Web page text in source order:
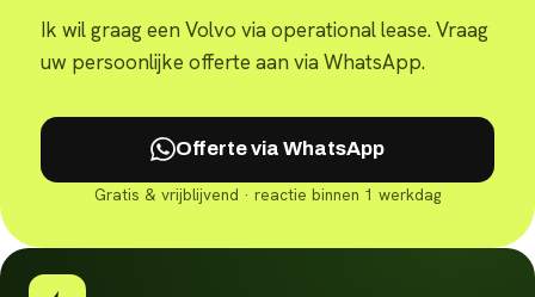
Ik wil graag een Volvo via operational lease. Vraag
uw persoonlijke offerte aan via WhatsApp.
Offerte via WhatsApp
Gratis & vrijblijvend · reactie binnen 1 werkdag